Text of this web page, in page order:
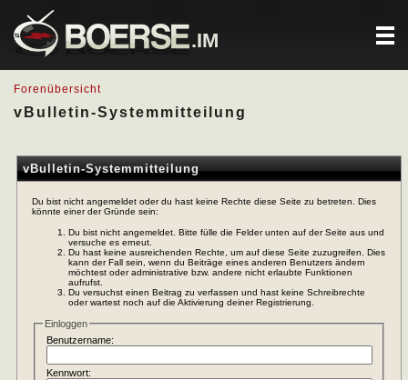
.IM
Forenübersicht
vBulletin-Systemmitteilung
vBulletin-Systemmitteilung
Du bist nicht angemeldet oder du hast keine Rechte diese Seite zu betreten. Dies
könnte einer der Gründe sein:
Du bist nicht angemeldet. Bitte fülle die Felder unten auf der Seite aus und
versuche es erneut.
Du hast keine ausreichenden Rechte, um auf diese Seite zuzugreifen. Dies
kann der Fall sein, wenn du Beiträge eines anderen Benutzers ändern
möchtest oder administrative bzw. andere nicht erlaubte Funktionen
aufrufst.
Du versuchst einen Beitrag zu verfassen und hast keine Schreibrechte
oder wartest noch auf die Aktivierung deiner Registrierung.
Einloggen
Benutzername:
Kennwort: